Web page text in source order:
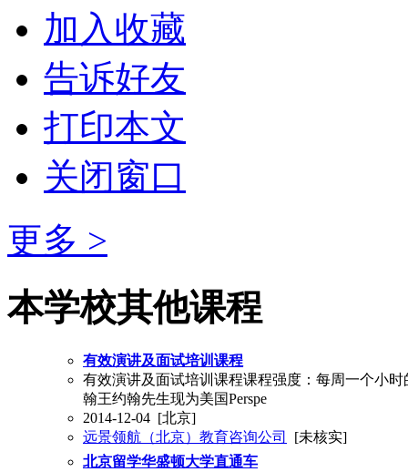
加入收藏
告诉好友
打印本文
关闭窗口
更多 >
本学校其他课程
有效演讲及面试培训课程
有效演讲及面试培训课程课程强度：每周一个小
翰王约翰先生现为美国Perspe
2014-12-04 [北京]
远景领航（北京）教育咨询公司
[未核实]
北京留学华盛顿大学直通车